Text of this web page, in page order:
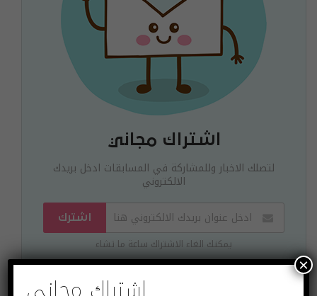
اشتراك مجاني
لتصلك الاخبار وللمشاركة في المسابقات ادخل بريدك
الالكتروني
اشترك
يمكنك الغاء الاشتراك ساعة ما تشاء
×